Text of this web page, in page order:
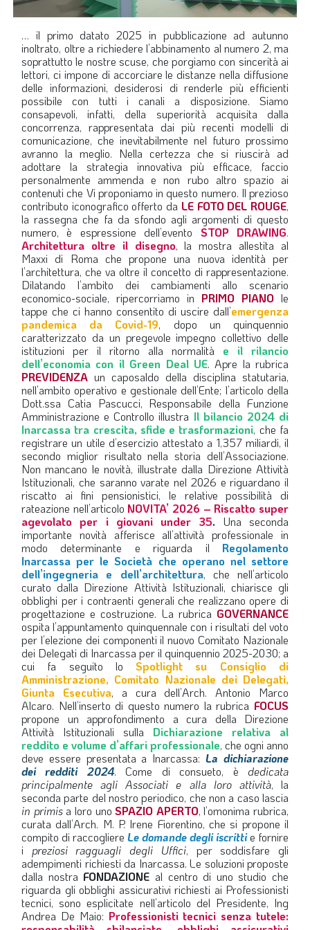
… il primo datato 2025 in pubblicazione ad autunno
inoltrato, oltre a richiedere l’abbinamento al numero 2, ma
soprattutto le nostre scuse, che porgiamo con sincerità ai
lettori, ci impone di accorciare le distanze nella diffusione
delle informazioni, desiderosi di renderle più efficienti
possibile con tutti i canali a disposizione. Siamo
consapevoli, infatti, della superiorità acquisita dalla
concorrenza, rappresentata dai più recenti modelli di
comunicazione, che inevitabilmente nel futuro prossimo
avranno la meglio. Nella certezza che si riuscirà ad
adottare la strategia innovativa più efficace, faccio
personalmente ammenda e non rubo altro spazio ai
contenuti che Vi proponiamo in questo numero. Il prezioso
contributo iconografico offerto da LE FOTO DEL ROUGE,
la rassegna che fa da sfondo agli argomenti di questo
numero, è espressione dell’evento STOP DRAWING.
Architettura oltre il disegno, la mostra allestita al
Maxxi di Roma che propone una nuova identità per
l’architettura, che va oltre il concetto di rappresentazione.
Dilatando l’ambito dei cambiamenti allo scenario
economico-sociale, ripercorriamo in PRIMO PIANO le
tappe che ci hanno consentito di uscire dall’emergenza
pandemica da Covid-19, dopo un quinquennio
caratterizzato da un pregevole impegno collettivo delle
istituzioni per il ritorno alla normalità e il rilancio
dell’economia con il Green Deal UE. Apre la rubrica
PREVIDENZA un caposaldo della disciplina statutaria,
nell’ambito operativo e gestionale dell’Ente; l’articolo della
Dott.ssa Catia Pascucci, Responsabile della Funzione
Amministrazione e Controllo illustra Il bilancio 2024 di
Inarcassa tra crescita, sfide e trasformazioni, che fa
registrare un utile d’esercizio attestato a 1,357 miliardi, il
secondo miglior risultato nella storia dell’Associazione.
Non mancano le novità, illustrate dalla Direzione Attività
Istituzionali, che saranno varate nel 2026 e riguardano il
riscatto ai fini pensionistici, le relative possibilità di
rateazione nell’articolo NOVITA’ 2026 – Riscatto super
agevolato per i giovani under 35. Una seconda
importante novità afferisce all’attività professionale in
modo determinante e riguarda il Regolamento
Inarcassa per le Società che operano nel settore
dell’ingegneria e dell’architettura, che nell’articolo
curato dalla Direzione Attività Istituzionali, chiarisce gli
obblighi per i contraenti generali che realizzano opere di
progettazione e costruzione. La rubrica GOVERNANCE
ospita l’appuntamento quinquennale con i risultati del voto
per l’elezione dei componenti il nuovo Comitato Nazionale
dei Delegati di Inarcassa per il quinquennio 2025-2030; a
cui fa seguito loSpotlight su Consiglio di
Amministrazione, Comitato Nazionale dei Delegati,
Giunta Esecutiva, a cura dell’Arch. Antonio Marco
Alcaro. Nell’inserto di questo numero la rubrica FOCUS
propone un approfondimento a cura della Direzione
Attività Istituzionali sulla Dichiarazione relativa al
reddito e volume d’affari professionale, che ogni anno
deve essere presentata a Inarcassa:La dichiarazione
dei redditi 2024. Come di consueto, èdedicata
principalmente agli Associati e alla loro attività, la
seconda parte del nostro periodico, che non a caso lascia
in primisa loro unoSPAZIO APERTO, l’omonima rubrica,
curata dall’Arch. M. P. Irene Fiorentino, che si propone il
compito di raccogliere Le domande degli iscrittie fornire
i preziosi ragguagli degli Uffici, per soddisfare gli
adempimenti richiesti da Inarcassa. Le soluzioni proposte
dalla nostra FONDAZIONE al centro di uno studio che
riguarda gli obblighi assicurativi richiesti ai Professionisti
tecnici, sono esplicitate nell’articolo del Presidente, Ing
Andrea De Maio: Professionisti tecnici senza tutele: